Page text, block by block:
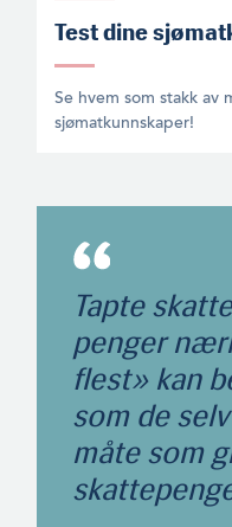
Test dine
Se hvem som stakk av
sjømatkunnskaper!
Tapte
penger
flest» kan
som de
måte som